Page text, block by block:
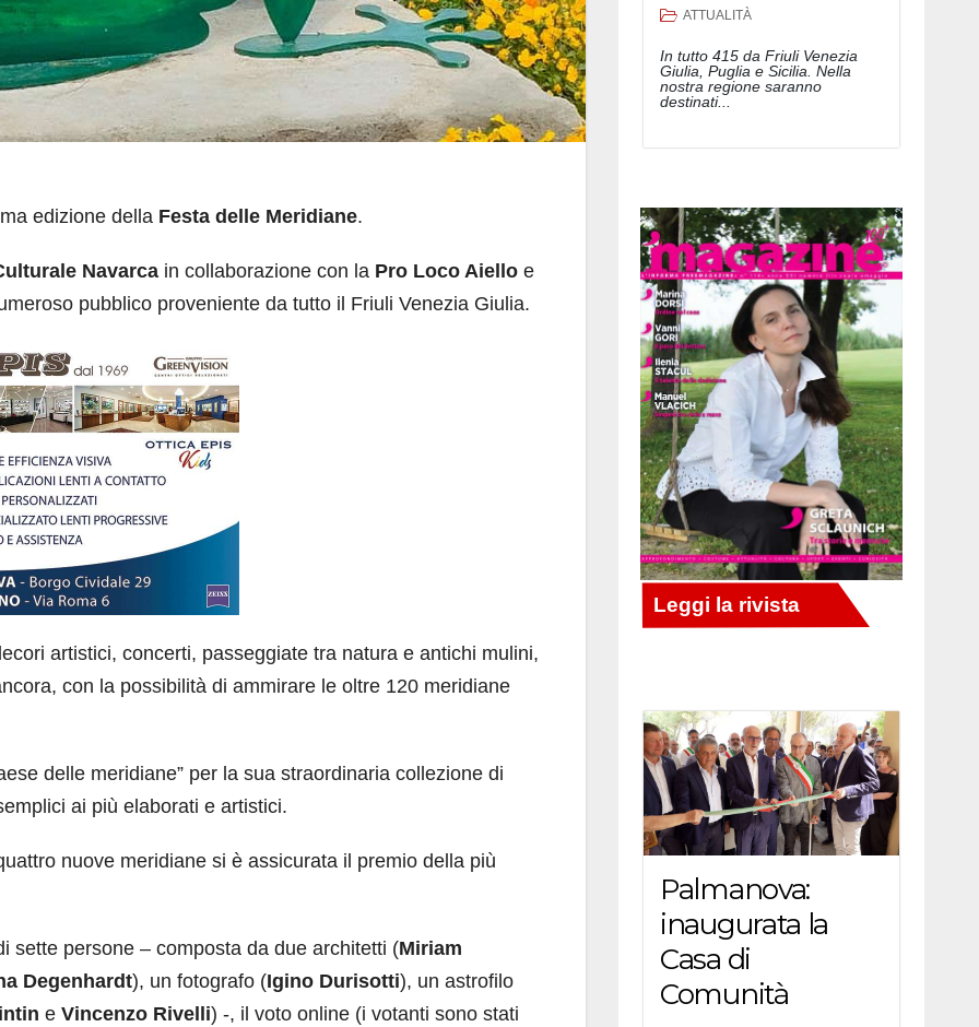
edizione della Festa delle Meridiane.
Navarca in collaborazione con la Pro Loco Aiello e
pubblico proveniente da tutto il Friuli Venezia Giulia.
artistici, concerti, passeggiate tra natura e antichi mulini,
con la possibilità di ammirare le oltre 120 meridiane
delle meridiane” per la sua straordinaria collezione di
ai più elaborati e artistici.
nuove meridiane si è assicurata il premio della più
sette persone – composta da due architetti (Miriam
Degenhardt), un fotografo (Igino Durisotti), un astrofilo
e Vincenzo Rivelli) -, il voto online (i votanti sono stati
ATTUALITÀ
In tutto 415 da Friuli Venezia
Giulia, Puglia e Sicilia. Nella
nostra regione saranno
destinati...
Palmanova:
inaugurata la
Casa di
Comunità